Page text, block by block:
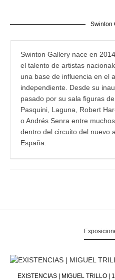
Swinton
Swinton Gallery nace en
el talento de artistas
una base de influencia en el
independiente. Desde su
pasado por su sala figuras
Pasquini, Laguna, Robert
o Andrés Senra entre
dentro del circuito del nuevo
España.